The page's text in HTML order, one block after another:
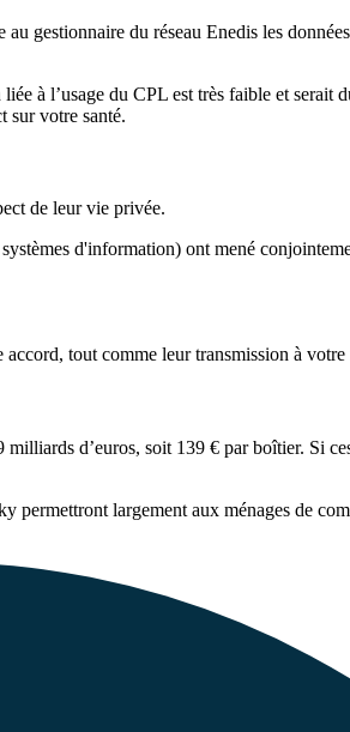
gestionnaire du réseau Enedis les
à l’usage du CPL est très faible et serait
sur votre santé.
de leur vie privée.
d'information) ont mené
tout comme leur transmission à
d’euros, soit 139 € par boîtier. Si
permettront largement aux ménages de